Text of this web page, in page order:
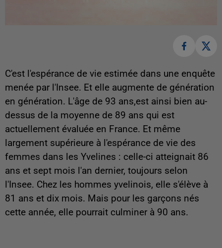
C'est l'espérance de vie estimée dans une enquête
menée par l'Insee. Et elle augmente de génération
en génération. L'âge de 93 ans,est ainsi bien au-
dessus de la moyenne de 89 ans qui est
actuellement évaluée en France. Et même
largement supérieure à l'espérance de vie des
femmes dans les Yvelines : celle-ci atteignait 86
ans et sept mois l'an dernier, toujours selon
l'Insee. Chez les hommes yvelinois, elle s'élève à
81 ans et dix mois. Mais pour les garçons nés
cette année, elle pourrait culminer à 90 ans.